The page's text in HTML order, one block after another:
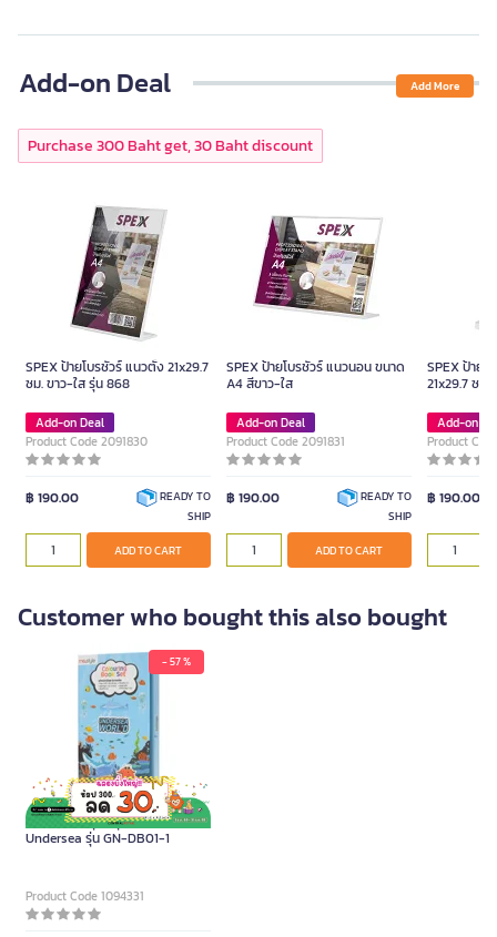
Add-on Deal Add More
Purchase 300 Baht get, 30 Baht discount
SPEX ป้ายโบรชัวร์ แนวตั้ง 21x29.7
ซม. ขาว-ใส รุ่น 868
Add-on Deal
Product Code 2091830
฿ 190.00
READY TO
SHIP
ADD TO CART
SPEX ป้ายโบรชัวร์ แนวนอน ขนาด
A4 สีขาว-ใส
Add-on Deal
Product Code 2091831
฿ 190.00
READY TO
SHIP
ADD TO CART
SPEX ป้าย
21x29.7 ซม.
Add-on
Product
฿ 190.00
Customer who bought this also bought
- 57 %
ME.STYLE ชุดสมุดระบายสี
Undersea รุ่น GN-DB01-1
Product Code 1094331